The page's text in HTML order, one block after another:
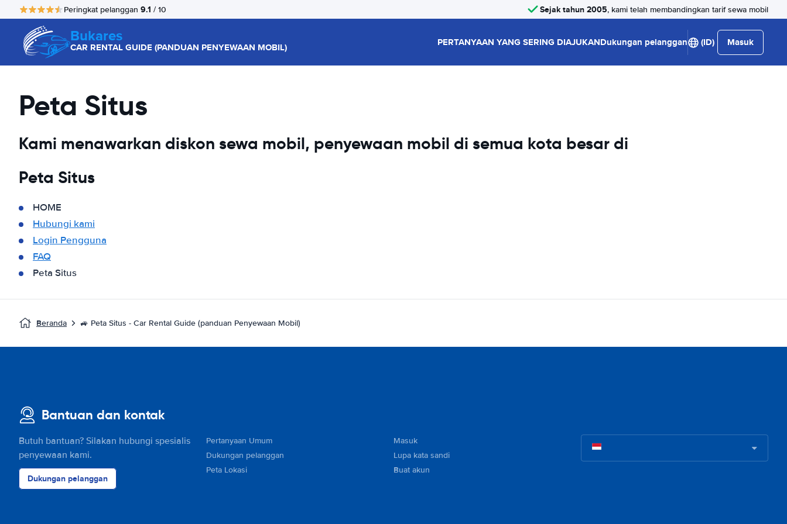
Peringkat pelanggan 9.1 / 10 Sejak tahun 2005, kami telah membandingkan tarif sewa mobil
Bukares
CAR RENTAL GUIDE (PANDUAN PENYEWAAN MOBIL) PERTANYAAN YANG SERING DIAJUKANDukungan pelanggan (ID) Masuk
Peta Situs
Kami menawarkan diskon sewa mobil, penyewaan mobil di semua kota besar di
Peta Situs
HOME
Hubungi kami
Login Pengguna
FAQ
Peta Situs
Beranda 🚙 Peta Situs - Car Rental Guide (panduan Penyewaan Mobil)
Bantuan dan kontak
Butuh bantuan? Silakan hubungi spesialis
penyewaan kami.
Dukungan pelanggan
Pertanyaan Umum
Dukungan pelanggan
Peta Lokasi
Masuk
Lupa kata sandi
Buat akun